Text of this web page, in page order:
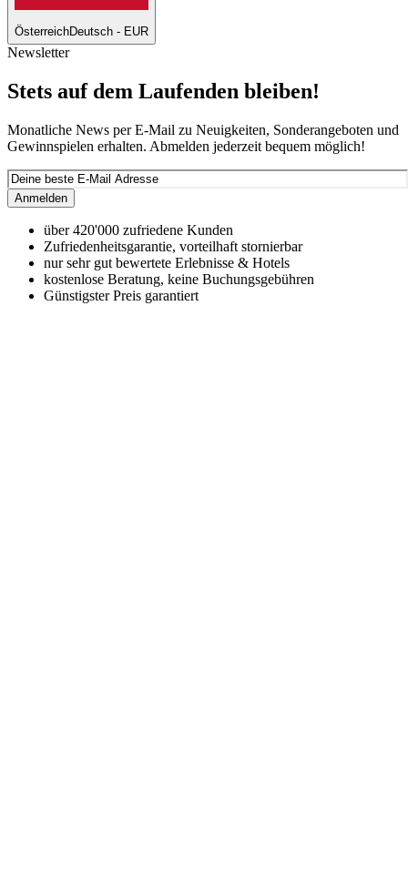
ÖsterreichDeutsch - EUR
Newsletter
Stets auf dem Laufenden bleiben!
Monatliche News per E-Mail zu Neuigkeiten, Sonderangeboten und
Gewinnspielen erhalten. Abmelden jederzeit bequem möglich!
Anmelden
über 420'000 zufriedene Kunden
Zufriedenheitsgarantie, vorteilhaft stornierbar
nur sehr gut bewertete Erlebnisse & Hotels
kostenlose Beratung, keine Buchungsgebühren
Günstigster Preis garantiert